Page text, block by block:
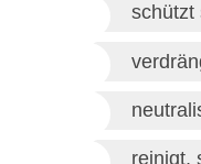
schützt
reinigt,